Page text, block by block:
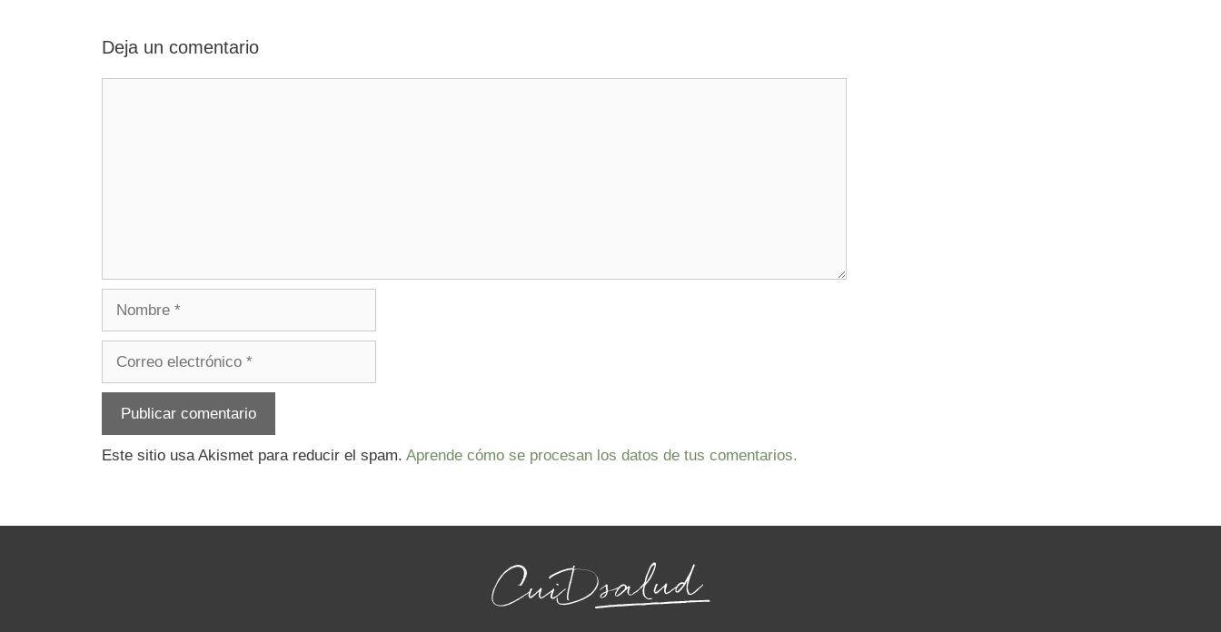
Deja un comentario
Este sitio usa Akismet para reducir el spam. Aprende cómo se procesan los datos de tus comentarios.